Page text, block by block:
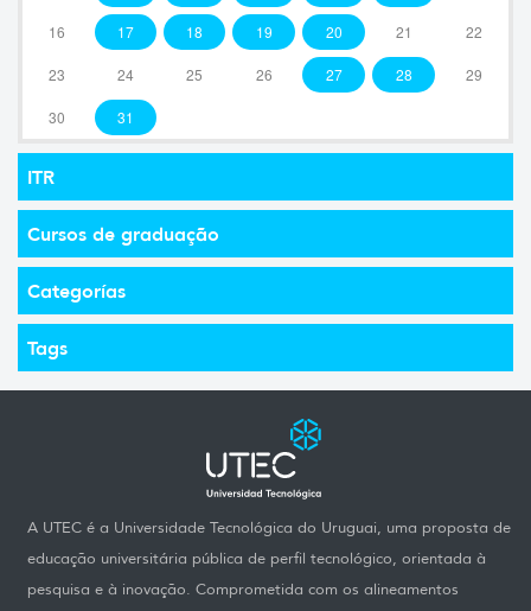
16 17 18 19 20 21 22
23 24 25 26 27 28 29
30 31
ITR
Cursos de graduação
Categorías
Tags
A UTEC é a Universidade Tecnológica do Uruguai, uma proposta de
educação universitária pública de perfil tecnológico, orientada à
pesquisa e à inovação. Comprometida com os alineamentos